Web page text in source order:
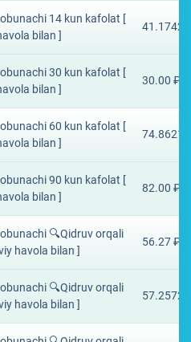
14 kun kafolat [
bilan ]
41.1742
30 kun kafolat [
bilan ]
30.00 ₽
60 kun kafolat [
bilan ]
74.8621
90 kun kafolat [
bilan ]
82.00 ₽
🔍Qidruv orqali
havola bilan ]
56.27 ₽
🔍Qidruv orqali
havola bilan ]
57.2572